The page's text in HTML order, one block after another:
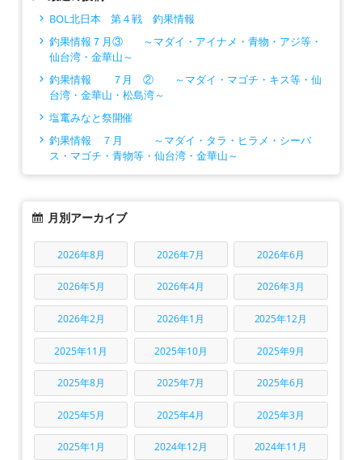
BOL北日本 第４戦 釣果情報
釣果情報７月③ ～マダイ・アイナメ・青物・アジ等・
仙台湾・金華山～
釣果情報 ７月 ② ～マダイ・マゴチ・キス等・仙
台湾・金華山・松島湾～
塩竃みなと祭開催
釣果情報 ７月 ～マダイ・タラ・ヒラメ・シーバ
ス・マゴチ・青物等・仙台湾・金華山～
月別アーカイブ
2026年8月 2026年7月 2026年6月
2026年5月 2026年4月 2026年3月
2026年2月 2026年1月 2025年12月
2025年11月 2025年10月 2025年9月
2025年8月 2025年7月 2025年6月
2025年5月 2025年4月 2025年3月
2025年1月 2024年12月 2024年11月